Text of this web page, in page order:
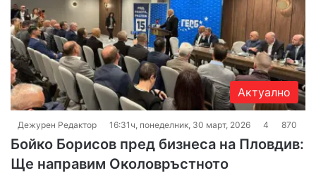
Актуално
Дежурен Редактор 16:31ч, понеделник, 30 март, 2026 4 870
Бойко Борисов пред бизнеса на Пловдив:
Ще направим Околовръстното